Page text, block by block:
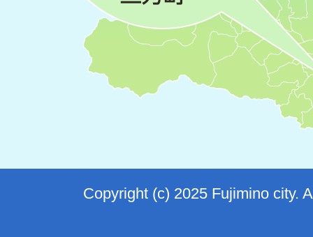
Copyright (c) 2025 Fujimino city.